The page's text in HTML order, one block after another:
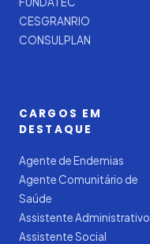
CESGRANRIO
CONSULPLAN
CARGOS EM
DESTAQUE
Agente de Endemias
Agente Comunitário de
Saúde
Assistente Administrativo
Assistente Social